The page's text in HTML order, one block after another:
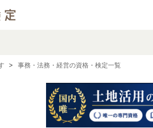
事務・法務・経営の資格・検定一覧